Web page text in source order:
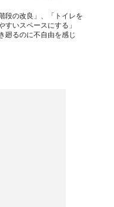
段の改良」、「トイレを
すいスペースにする」
廻るのに不自由を感じ